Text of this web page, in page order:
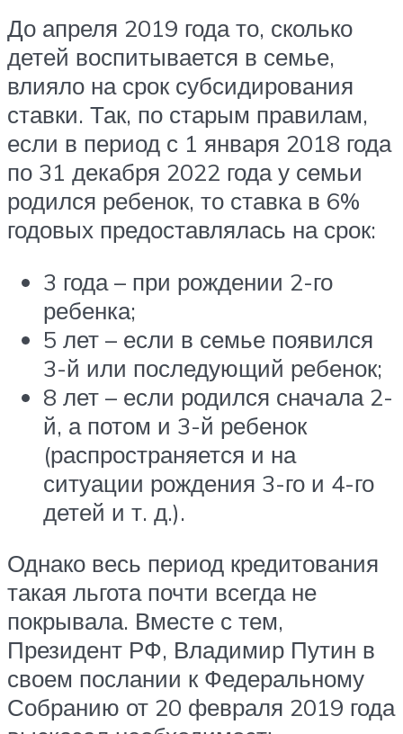
До апреля 2019 года то, сколько
детей воспитывается в семье,
влияло на срок субсидирования
ставки. Так, по старым правилам,
если в период с 1 января 2018 года
по 31 декабря 2022 года у семьи
родился ребенок, то ставка в 6%
годовых предоставлялась на срок:
3 года – при рождении 2-го
ребенка;
5 лет – если в семье появился
3-й или последующий ребенок;
8 лет – если родился сначала 2-
й, а потом и 3-й ребенок
(распространяется и на
ситуации рождения 3-го и 4-го
детей и т. д.).
Однако весь период кредитования
такая льгота почти всегда не
покрывала. Вместе с тем,
Президент РФ, Владимир Путин в
своем послании к Федеральному
Собранию от 20 февраля 2019 года